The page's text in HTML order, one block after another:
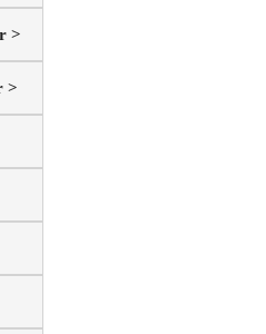
>
>